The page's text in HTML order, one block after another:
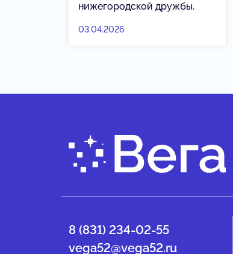
нижегородской дружбы.
03.04.2026
8 (831) 234-02-55
vega52@vega52.ru